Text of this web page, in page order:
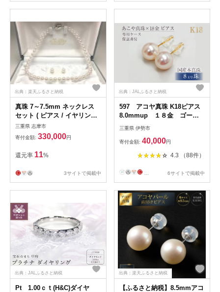
出典：楽天ふるさと納税
真珠 7～7.5mm ネックレス
セット ( ピアス / イヤリング
) パール アクセサリー ギフト
ジュエリー ピアス イヤリン
グ アコヤ真珠 母の日 入学式
卒業式 結婚式 冠婚葬祭 / 老
舗の真珠専門店・高品質アコ
7.5ミリ
三重県 志摩市
寄付金額: 330,000円
還元率 11%
3サイトで掲載中
出典：JALふるさと納税
597 アコヤ真珠 K18ピアス
8.0mmup １８金 ゴール
ド ジュエリー 貴金属 パ
ール 定番 フォーマル ギ
フト 贈り物 シンプル 冠
式 伊勢志摩
三重県 伊勢市
寄付金額: 40,000円
4.3 （88件）
6サイトで掲載中
出典：JALふるさと納税
Pt 1.00ｃｔ(H&C)ダイヤ
出典：楽天ふるさと納税
【ふるさと納税】8.5mmアコ